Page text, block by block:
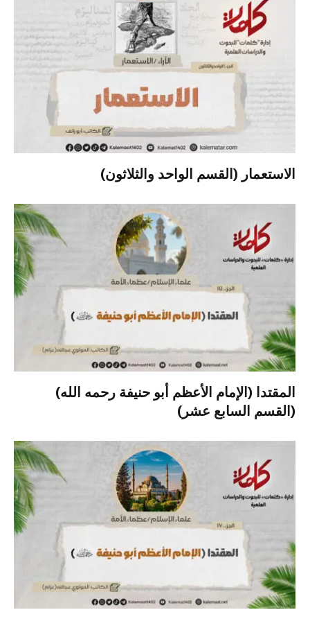
الاستعمار (القسم الواحد والثلاثون)
المقتدا (الإمام الأعظم أبو حنيفة رحمه الله)
(القسم السابع عشر)